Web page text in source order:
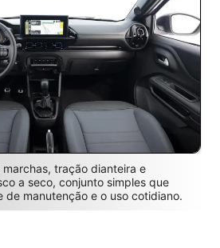
tração dianteira e
a seco, conjunto simples que
de manutenção e o uso cotidiano.